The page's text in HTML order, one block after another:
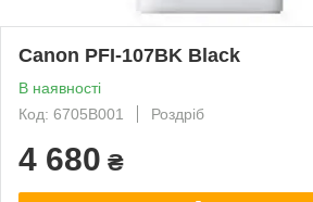
Canon PFI-107BK Black
В наявності
Код: 6705B001
Роздріб
4 680 ₴